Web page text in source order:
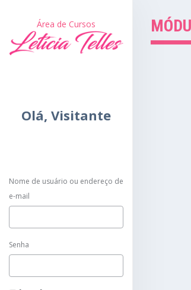
Área de Cursos
Olá, Visitante
Nome de usuário ou endereço de
e-mail
Senha